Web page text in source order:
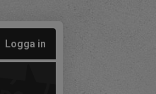
Logga in